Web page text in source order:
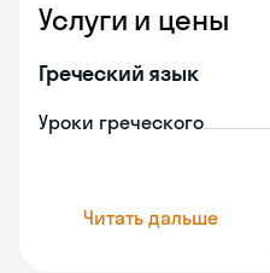
Услуги и цены
Греческий язык
Уроки греческого
Читать дальше